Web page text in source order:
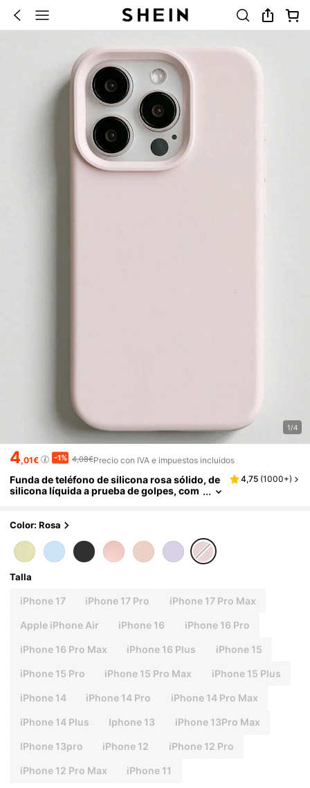
1/4
4,01€ -1% 4,08€Precio con IVA e impuestos incluidos
Funda de teléfono de silicona rosa sólido, de
silicona líquida a prueba de golpes, com
ro Max, textura de goma suave, amigable con
4,75 (1000+)
Color: Rosa
Talla
iPhone 17 iPhone 17 Pro iPhone 17 Pro Max
Apple iPhone Air iPhone 16 iPhone 16 Pro
iPhone 16 Pro Max iPhone 16 Plus iPhone 15
iPhone 15 Pro iPhone 15 Pro Max iPhone 15 Plus
iPhone 14 iPhone 14 Pro iPhone 14 Pro Max
iPhone 14 Plus Iphone 13 iPhone 13Pro Max
IPhone 13pro iPhone 12 iPhone 12 Pro
iPhone 12 Pro Max iPhone 11